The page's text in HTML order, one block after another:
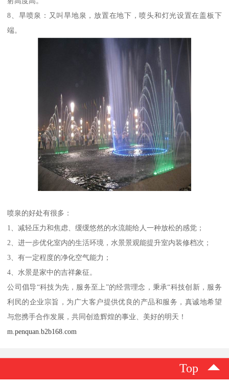
8、旱喷泉：又叫旱地泉，放置在地下，喷头和灯光设置在盖板下
端。
喷泉的好处有很多：
1、减轻压力和焦虑、缓缓悠然的水流能给人一种放松的感觉；
2、进一步优化室内的生活环境，水景景观能提升室内装修档次；
3、有一定程度的净化空气能力；
4、水景是家中的吉祥象征。
公司倡导“科技为先，服务至上”的经营理念，秉承“科技创新，服务
利民的企业宗旨，为广大客户提供优良的产品和服务，真诚地希望
与您携手合作发展，共同创造辉煌的事业、美好的明天！
m.penquan.b2b168.com
Top